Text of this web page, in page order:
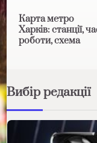
Карта метро
Харків: станції,
роботи, схема
Вибір редакції